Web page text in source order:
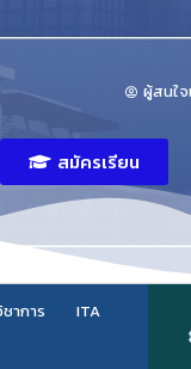
ผู้สนใจ
สมัครเรียน
าการ ITA